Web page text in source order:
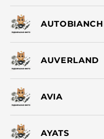
AUVERLAND
AVIA
AYATS